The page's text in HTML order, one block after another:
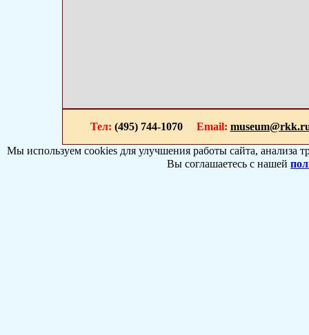
Тел: (495) 744-1070 Email:
Мы используем cookies для улучшения работы сайта, анализа
Вы соглашаетесь с нашей